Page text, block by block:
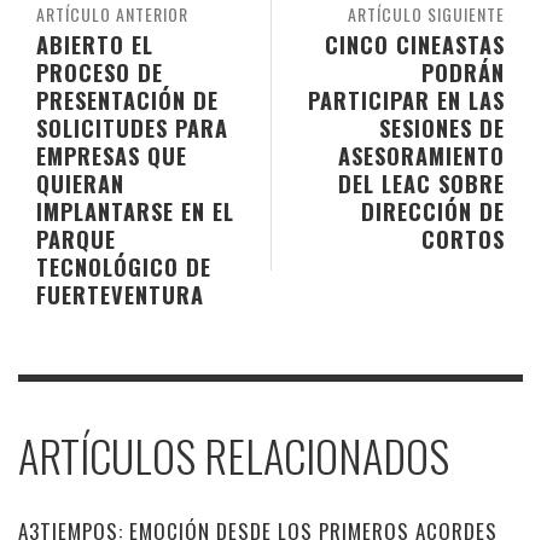
ARTÍCULO SIGUIENTE
CINCO CINEASTAS
PODRÁN
PARTICIPAR EN LAS
SESIONES DE
ASESORAMIENTO
DEL LEAC SOBRE
DIRECCIÓN DE
CORTOS
ARTÍCULO ANTERIOR
ABIERTO EL
PROCESO DE
PRESENTACIÓN DE
SOLICITUDES PARA
EMPRESAS QUE
QUIERAN
IMPLANTARSE EN EL
PARQUE
TECNOLÓGICO DE
FUERTEVENTURA
ARTÍCULOS RELACIONADOS
A3TIEMPOS: EMOCIÓN DESDE LOS PRIMEROS ACORDES